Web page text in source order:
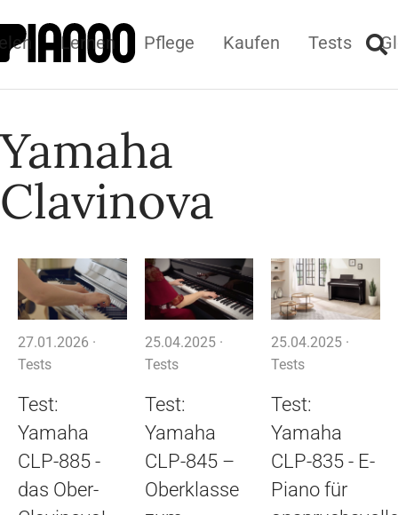
Lernen Pflege Kaufen Tests
Yamaha
Clavinova
27.01.2026 ·
Tests
Test:
Yamaha
CLP-885 -
das Ober-
25.04.2025 ·
Tests
Test:
Yamaha
CLP-845 –
Oberklasse
25.04.2025 ·
Tests
Test:
Yamaha
CLP-835 - E-
Piano für